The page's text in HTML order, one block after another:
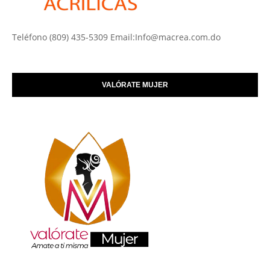
Teléfono (809) 435-5309 Email:Info@macrea.com.do
VALÓRATE MUJER